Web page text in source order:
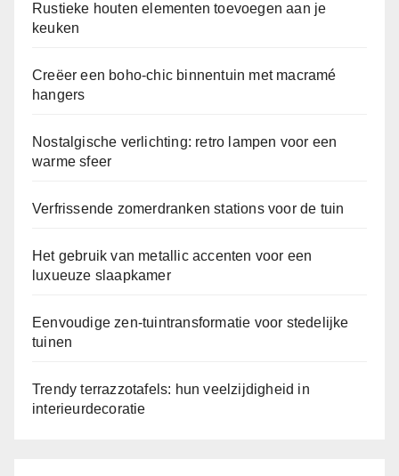
Rustieke houten elementen toevoegen aan je
keuken
Creëer een boho-chic binnentuin met macramé
hangers
Nostalgische verlichting: retro lampen voor een
warme sfeer
Verfrissende zomerdranken stations voor de tuin
Het gebruik van metallic accenten voor een
luxueuze slaapkamer
Eenvoudige zen-tuintransformatie voor stedelijke
tuinen
Trendy terrazzotafels: hun veelzijdigheid in
interieurdecoratie